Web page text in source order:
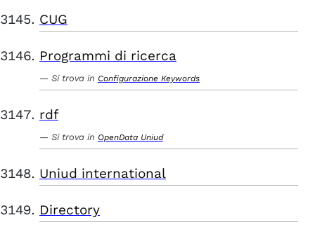
CUG
Programmi di ricerca
Si trova in Configurazione Keywords
rdf
Si trova in OpenData Uniud
Uniud international
Directory